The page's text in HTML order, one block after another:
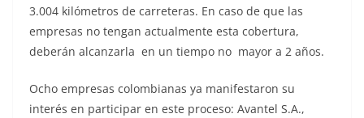
3.004 kilómetros de carreteras. En caso de que las
empresas no tengan actualmente esta cobertura,
deberán alcanzarla en un tiempo no mayor a 2 años.
Ocho empresas colombianas ya manifestaron su
interés en participar en este proceso: Avantel S.A.,